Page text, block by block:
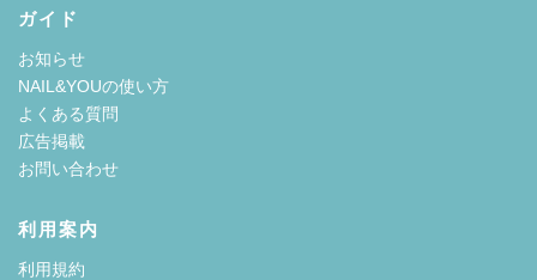
ガイド
お知らせ
NAIL&YOUの使い方
よくある質問
広告掲載
お問い合わせ
利用案内
利用規約